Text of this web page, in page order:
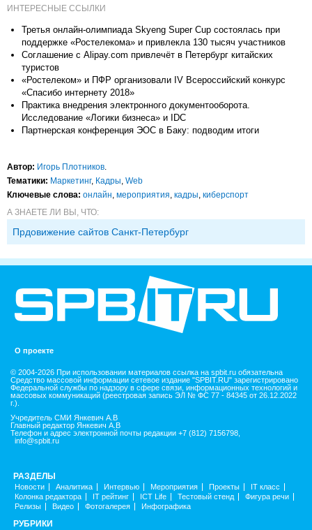
ИНТЕРЕСНЫЕ ССЫЛКИ
Третья онлайн-олимпиада Skyeng Super Cup состоялась при
поддержке «Ростелекома» и привлекла 130 тысяч участников
Соглашение с Alipay.com привлечёт в Петербург китайских
туристов
«Ростелеком» и ПФР организовали IV Всероссийский конкурс
«Спасибо интернету 2018»
Практика внедрения электронного документооборота.
Исследование «Логики бизнеса» и IDC
Партнерская конференция ЭОС в Баку: подводим итоги
Автор: Игорь Плотников
Тематики: Маркетинг, Кадры Web
Ключевые слова: онлайн мероприятия кадры киберспорт
А ЗНАЕТЕ ЛИ ВЫ, ЧТО:
Прдовижение сайтов Санкт-Петербург
О проекте
© 2004-2026 При использовании материалов ссылка на spbit.ru обязательна
Средство массовой информации сетевое издание "SPBIT.RU" зарегистрировано
Федеральной службы по надзору в сфере связи, информационных технологий и
массовых коммуникаций (реестровая запись ЭЛ № ФС 77 - 84345 от 26.12.2022
г.).
Учредитель СМИ Янкевич А.В
Главный редактор Янкевич А.В
Телефон и адрес электронной почты редакции +7 (812) 7156798,
info@spbit.ru
РАЗДЕЛЫ
Новости Аналитика Интервью Мероприятия Проекты
IT класс
Колонка редактора
IT рейтинг ICT Life Тестовый стенд
Фигура речи
Релизы
Видео Фотогалерея Инфографика
РУБРИКИ